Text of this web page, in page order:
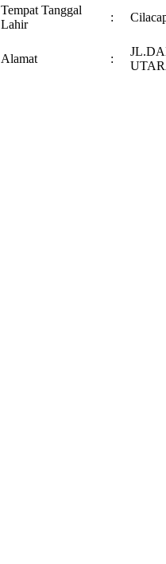
Tempat Tanggal
Lahir
:
Alamat :